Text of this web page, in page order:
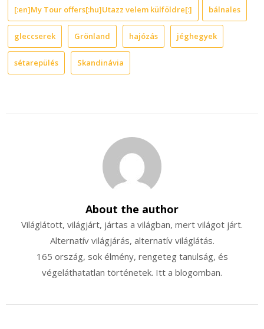
[:en]My Tour offers[:hu]Utazz velem külföldre[:] bálnales
gleccserek Grönland hajózás jéghegyek
sétarepülés Skandinávia
About the author
Világlátott, világjárt, jártas a világban, mert világot járt.
Alternatív világjárás, alternatív világlátás.
165 ország, sok élmény, rengeteg tanulság, és
végeláthatatlan történetek. Itt a blogomban.